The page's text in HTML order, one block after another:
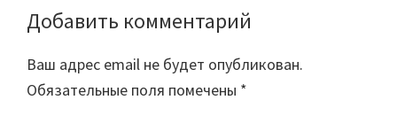
Reader
Interactions
Добавить комментарий
Ваш адрес email не будет опубликован.
Обязательные поля помечены *